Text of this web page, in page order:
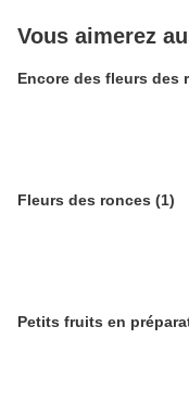
Vous aimerez
Encore des fleurs des
Fleurs des ronces (1)
Petits fruits en